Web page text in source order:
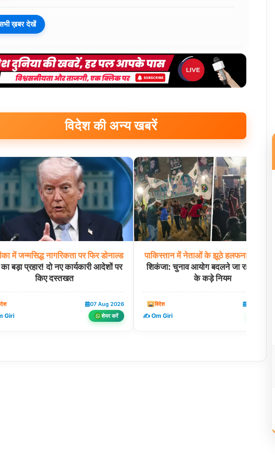
ख़बर देखें
विदेश की अन्य खबरें
में जन्मसिद्ध नागरिकता पर फिर डोनाल्ड
बड़ा प्रहार! दो नए कार्यकारी आदेशों पर
किए दस्तखत
07 Aug 2026
Giri शेयर करें
पाकिस्तान में नेताओं के झूठे हलफनामे
शिकंजा: चुनाव आयोग बदलने जा रहा है 2017
के कड़े नियम
विदेश
✍️ Om Giri